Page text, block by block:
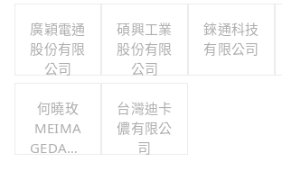
廣穎電通
股份有限
公司
碩興工業
股份有限
公司
錸通科技
有限公司
何曉玫
MEIMA
GEDANC
台灣迪卡
儂有限公
司